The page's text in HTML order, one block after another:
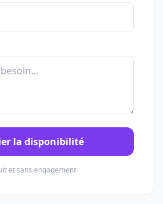
la disponibilité
et sans engagement